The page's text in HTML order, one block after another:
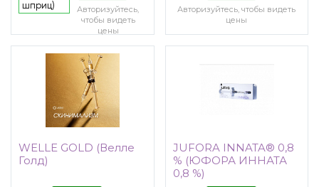
шприц)
Авторизуйтесь,
чтобы видеть
цены
Авторизуйтесь, чтобы видеть
цены
WELLE GOLD (Велле
Голд)
JUFORA INNATA® 0,8
% (ЮФОРА ИННАТА
0,8 %)